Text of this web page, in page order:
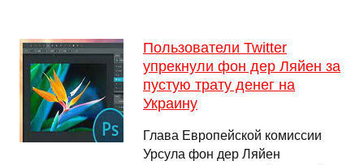
Пользователи Twitter
упрекнули фон дер Ляйен за
пустую трату денег на
Украину
Глава Европейской комиссии
Урсула фон дер Ляйен